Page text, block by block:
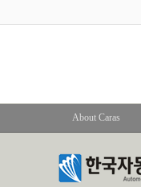
About Caras